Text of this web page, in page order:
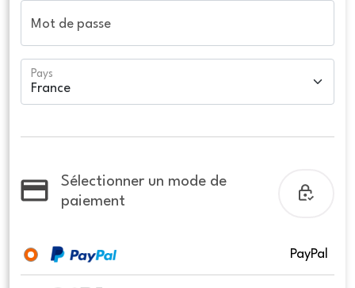
Mot de passe
Pays
Sélectionner un mode de
paiement
PayPal